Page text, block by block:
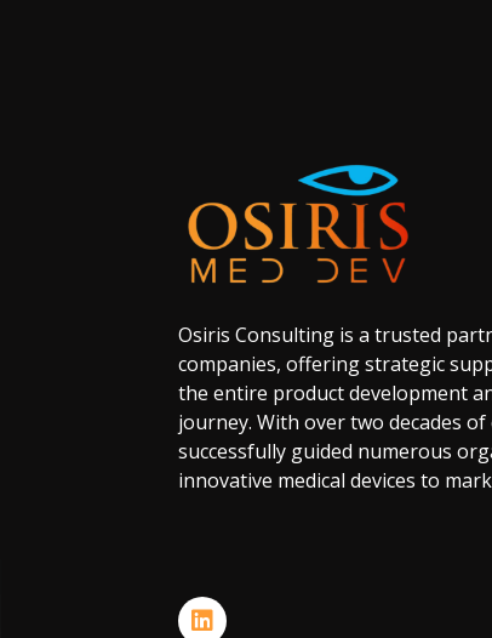
Osiris Consulting is a trusted
companies, offeringstrategic
the entire productdevelopment
journey. With overtwo decades of
successfully guided numerous
innovative medical devices to